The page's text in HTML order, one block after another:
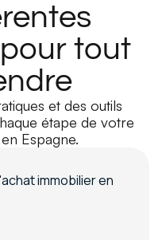
tout
et des outils
étape de votre
Espagne.